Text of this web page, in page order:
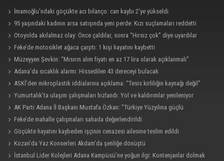
İmamoğlu’ndaki göçükte acı bilanço: can kaybı 2’ye yükseldi
95 yaşındaki kadının arsa satışında yeni perde: Kızı suçlamaları reddetti
Otoyolda akılalmaz olay: Önce çaldılar, sonra “Hırsız çok” diye uyardılar
Feke’de motosiklet ağaca çarptı: 1 kişi hayatını kaybetti
Müzeyyen Şevkin: “Mısırın alım fiyatı en az 17 lira olarak açıklanmalı”
Adana’da sıcaklık alarmı: Hissedilen 43 dereceyi bulacak
ASKİ’den mikroplastik iddialarına açıklama: “Tesis kirliliğin kaynağı değil”
Yumurtalık’ta ulaşım çalışmaları hızlandı: Yol ve kaldırımlar yenileniyor
AK Parti Adana İl Başkanı Mustafa Özkan: "Türkiye Yüzyılına güçlü
teşkilatımızla yürüyoruz"
Feke’de mahalle çalışmaları sahada değerlendirildi
Göçükte hayatını kaybeden işçinin cenazesi ailesine teslim edildi
Kozan’da Yaz Konserleri Akdam’da şenliğe dönüştü
İstanbul Lider Kolejleri Adana Kampüsü’ne yoğun ilgi: Kontenjanlar dolmak